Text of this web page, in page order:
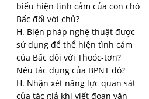
biểu hiện tình cảm của con chó
Bấc đối với chủ?
H. Biện pháp nghệ thuật được
sử dụng để thể hiện tình cảm
của Bấc đối với Thoóc-tơn?
Nêu tác dụng của BPNT đó?
H. Nhận xét năng lực quan sát
của tác giả khi viết đoạn văn